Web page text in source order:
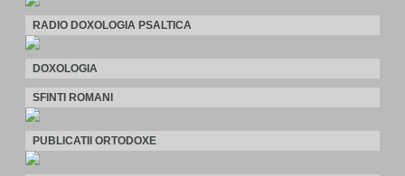
RADIO DOXOLOGIA PSALTICA
DOXOLOGIA
SFINTI ROMANI
PUBLICATII ORTODOXE